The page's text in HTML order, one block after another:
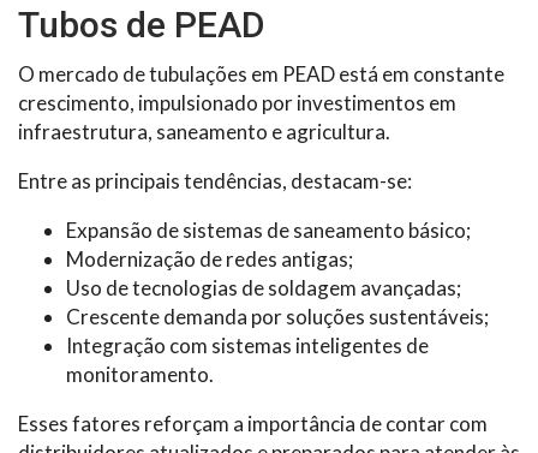
Tubos de PEAD
O mercado de tubulações em PEAD está em constante
crescimento, impulsionado por investimentos em
infraestrutura, saneamento e agricultura.
Entre as principais tendências, destacam-se:
Expansão de sistemas de saneamento básico;
Modernização de redes antigas;
Uso de tecnologias de soldagem avançadas;
Crescente demanda por soluções sustentáveis;
Integração com sistemas inteligentes de
monitoramento.
Esses fatores reforçam a importância de contar com